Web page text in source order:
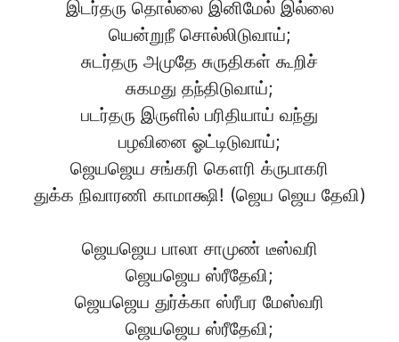
இடர்தரு தொல்லை இனிமேல் இல்லை
யென்றுநீ சொல்லிடுவாய்;
சுடர்தரு அமுதே சுருதிகள் கூறிச்
சுகமது தந்திடுவாய்;
படர்தரு இருளில் பரிதியாய் வந்து
பழவினை ஓட்டிடுவாய்;
ஜெயஜெய சங்கரி கௌரி க்ருபாகரி
துக்க நிவாரணி காமாக்ஷி! (ஜெய ஜெய தேவி)
ஜெயஜெய பாலா சாமுண் டீஸ்வரி
ஜெயஜெய ஸ்ரீதேவி;
ஜெயஜெய துர்க்கா ஸ்ரீபர மேஸ்வரி
ஜெயஜெய ஸ்ரீதேவி;